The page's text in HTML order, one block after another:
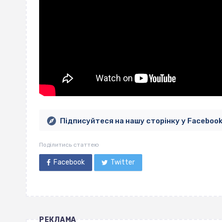
Підписуйтеся на нашу сторінку у Facebook
Поділитись статтею
Facebook Twitter
РЕКЛАМА